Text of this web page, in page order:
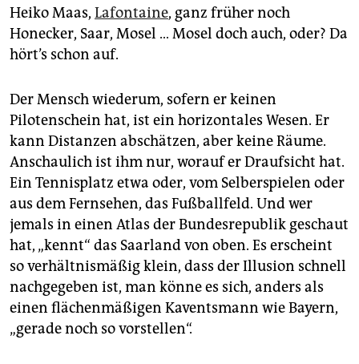
Heiko Maas, Lafontaine, ganz früher noch
Honecker, Saar, Mosel … Mosel doch auch, oder? Da
hört’s schon auf.
Der Mensch wiederum, sofern er keinen
Pilotenschein hat, ist ein horizontales Wesen. Er
kann Distanzen abschätzen, aber keine Räume.
Anschaulich ist ihm nur, worauf er Draufsicht hat.
Ein Tennisplatz etwa oder, vom Selberspielen oder
aus dem Fernsehen, das Fußballfeld. Und wer
jemals in einen Atlas der Bundesrepublik geschaut
hat, „kennt“ das Saarland von oben. Es erscheint
so verhältnismäßig klein, dass der Illusion schnell
nachgegeben ist, man könne es sich, anders als
einen flächenmäßigen Kaventsmann wie Bayern,
„gerade noch so vorstellen“.